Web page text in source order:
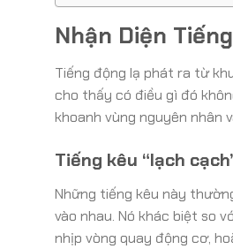
Nhận Diện
Tiếng động lạ phát ra từ
cho thấy có điều gì đó
khoanh vùng nguyên nhân
Tiếng kêu “lạch
Những tiếng kêu này
vào nhau. Nó khác biệt so
nhịp vòng quay động cơ,